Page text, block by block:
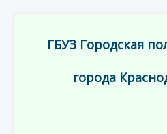
ГБУЗ Городская
города